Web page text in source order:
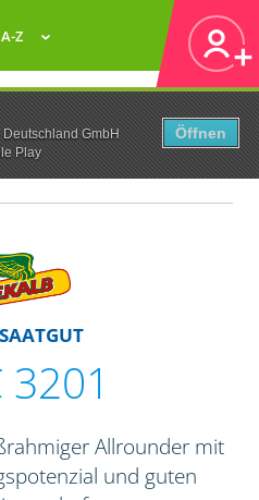
GmbH
Play
Öffnen
A-Z
3201
Allrounder mit
und guten